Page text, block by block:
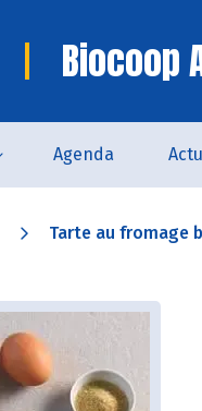
Biocoop
Agenda
Tarte au fromage